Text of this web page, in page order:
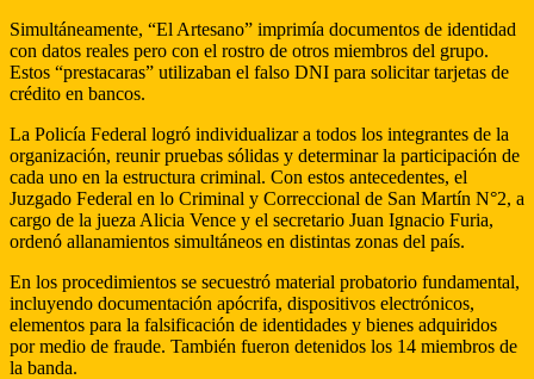
Simultáneamente, “El Artesano” imprimía documentos de identidad
con datos reales pero con el rostro de otros miembros del grupo.
Estos “prestacaras” utilizaban el falso DNI para solicitar tarjetas de
crédito en bancos.
La Policía Federal logró individualizar a todos los integrantes de la
organización, reunir pruebas sólidas y determinar la participación de
cada uno en la estructura criminal. Con estos antecedentes, el
Juzgado Federal en lo Criminal y Correccional de San Martín N°2, a
cargo de la jueza Alicia Vence y el secretario Juan Ignacio Furia,
ordenó allanamientos simultáneos en distintas zonas del país.
En los procedimientos se secuestró material probatorio fundamental,
incluyendo documentación apócrifa, dispositivos electrónicos,
elementos para la falsificación de identidades y bienes adquiridos
por medio de fraude. También fueron detenidos los 14 miembros de
la banda.